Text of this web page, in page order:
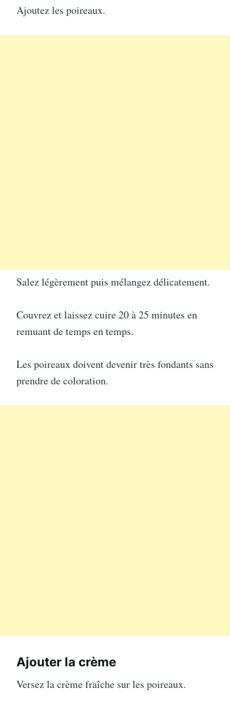
Ajoutez les poireaux.
Salez légèrement puis mélangez délicatement.
Couvrez et laissez cuire 20 à 25 minutes en
remuant de temps en temps.
Les poireaux doivent devenir très fondants sans
prendre de coloration.
Ajouter la crème
Versez la crème fraîche sur les poireaux.